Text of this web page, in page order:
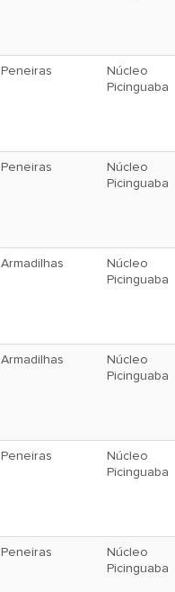
Peneiras
Núcleo
Picinguaba
Peneiras
Núcleo
Picinguaba
Armadilhas
Núcleo
Picinguaba
Armadilhas
Núcleo
Picinguaba
Peneiras
Núcleo
Picinguaba
Peneiras
Núcleo
Picinguaba